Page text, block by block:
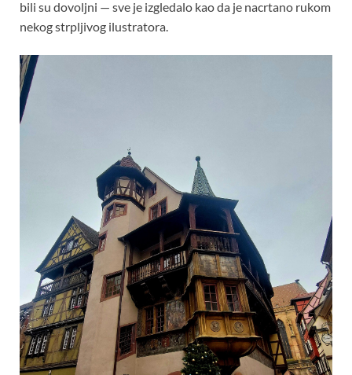
bili su dovoljni — sve je izgledalo kao da je nacrtano rukom
nekog strpljivog ilustratora.